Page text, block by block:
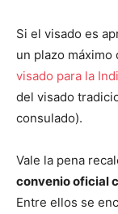
Si el visado es
un plazo máximo
visado para la
del visado
consulado).
Vale la pena
convenio oficial
Entre ellos se